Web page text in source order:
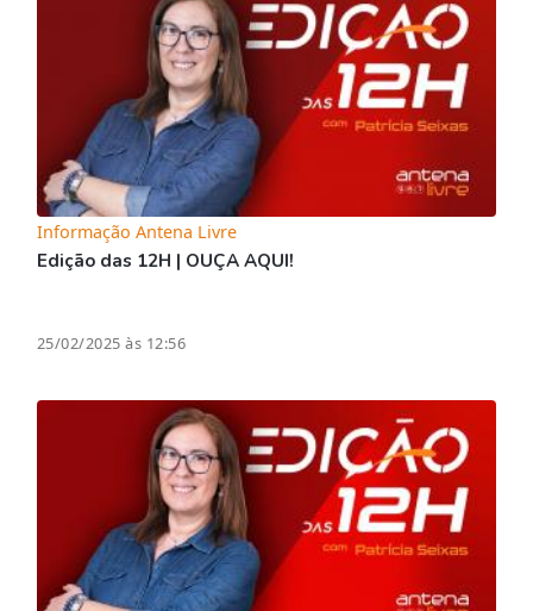
Informação Antena Livre
Edição das 12H | OUÇA AQUI!
25/02/2025 às 12:56